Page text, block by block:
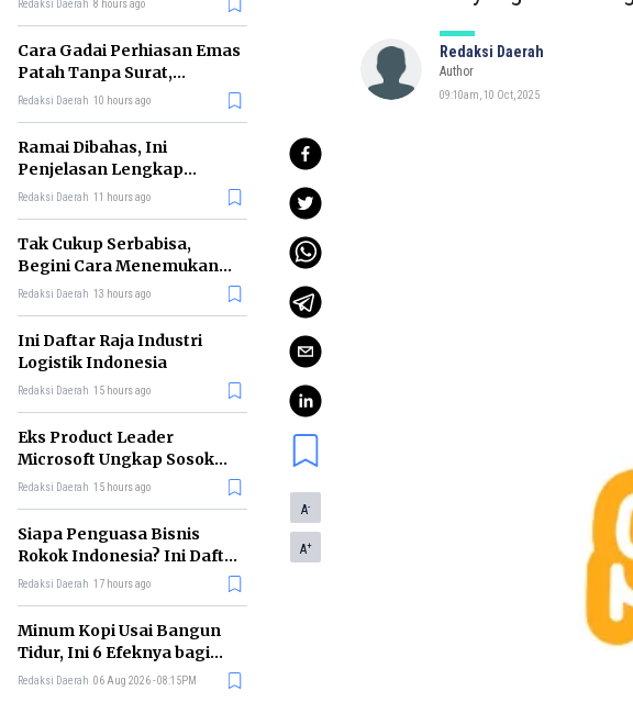
Redaksi Daerah 8 hours ago
Cara Gadai Perhiasan Emas
Patah Tanpa Surat,
Ternyata Tetap Bisa!
Redaksi Daerah 10 hours ago
Ramai Dibahas, Ini
Penjelasan Lengkap
tentang Konsep Kabinet
Redaksi Daerah 11 hours ago
Tak Cukup Serbabisa,
Begini Cara Menemukan
'Spike' agar CV Dilirik HR
Redaksi Daerah 13 hours ago
Ini Daftar Raja Industri
Logistik Indonesia
Redaksi Daerah 15 hours ago
Eks Product Leader
Microsoft Ungkap Sosok
yang Paling Cocok
Redaksi Daerah 15 hours ago
Siapa Penguasa Bisnis
Rokok Indonesia? Ini Daftar
Perusahaan Terbesarnya
Redaksi Daerah 17 hours ago
Minum Kopi Usai Bangun
Tidur, Ini 6 Efeknya bagi
Kesehatan Tubuh
Redaksi Daerah 06 Aug 2026 - 08:15PM
Redaksi Daerah
Author
09:10am, 10 Oct, 2025
A-
A+